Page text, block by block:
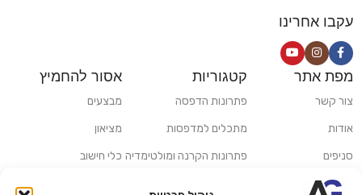
עקבו אחרינו
מפת אתר
צור קשר
אודות
סניפים
משלוחים ואיסוף עצמי
קטגוריות
פתרונות הדפסה
מתכלים למדפסות
פתרונות הקרנה ומולטימדיה
אסור להחמיץ
מבצעים
מציאון
כלי חישוב